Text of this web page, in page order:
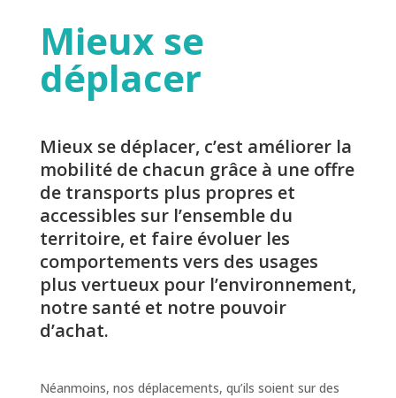
Mieux se
déplacer
Mieux se déplacer, c’est améliorer la
mobilité de chacun grâce à une offre
de transports plus propres et
accessibles sur l’ensemble du
territoire, et faire évoluer les
comportements vers des usages
plus vertueux pour l’environnement,
notre santé et notre pouvoir
d’achat.
Néanmoins, nos déplacements, qu’ils soient sur des